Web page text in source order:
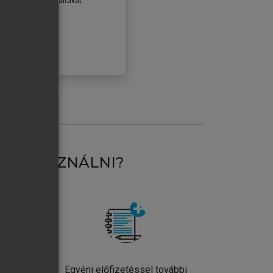
HASZNÁLNI?
Egyéni előfizetéssel további